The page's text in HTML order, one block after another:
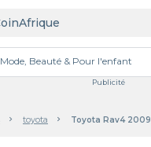
Mode, Beauté & Pour l'enfant
Publicité
toyota Toyota Rav4 2009